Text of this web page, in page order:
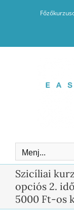
Menj...
Szicíliai
opciós 2.
5000 Ft-os